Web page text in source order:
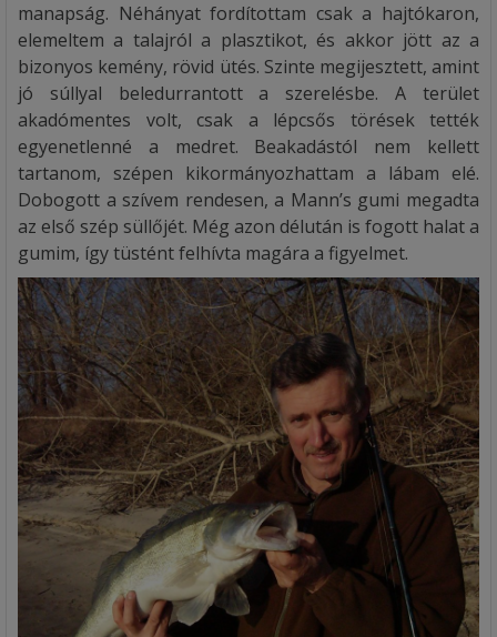
manapság. Néhányat fordítottam csak a hajtókaron,
elemeltem a talajról a plasztikot, és akkor jött az a
bizonyos kemény, rövid ütés. Szinte megijesztett, amint
jó súllyal beledurrantott a szerelésbe. A terület
akadómentes volt, csak a lépcsős törések tették
egyenetlenné a medret. Beakadástól nem kellett
tartanom, szépen kikormányozhattam a lábam elé.
Dobogott a szívem rendesen, a Mann’s gumi megadta
az első szép süllőjét. Még azon délután is fogott halat a
gumim, így tüstént felhívta magára a figyelmet.